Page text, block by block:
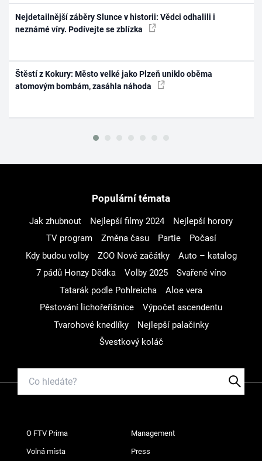
Nejdetailnější záběry Slunce v historii: Vědci odhalili i
neznámé víry. Podívejte se zblízka
Štěstí z Kokury: Město velké jako Plzeň uniklo oběma
atomovým bombám, zasáhla náhoda
Populární témata
Jak zhubnout Nejlepší filmy 2024
Nejlepší horory
TV program
Změna času Partie
Počasí
Kdy budou volby
ZOO Nové začátky
Auto – katalog
7 pádů Honzy Dědka
Volby 2025
Svařené víno
Tatarák podle Pohlreicha
Aloe vera
Pěstování lichořeřišnice
Výpočet ascendentu
Tvarohové knedlíky
Nejlepší palačinky
Švestkový koláč
O FTV Prima Management
Volná místa Press